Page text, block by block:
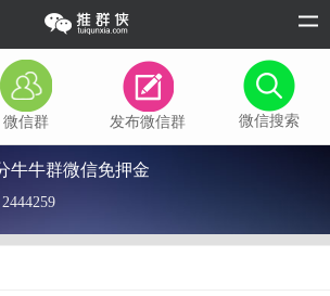
微信群 发布微信群 微信搜索
牛牛群微信免押金
2444259